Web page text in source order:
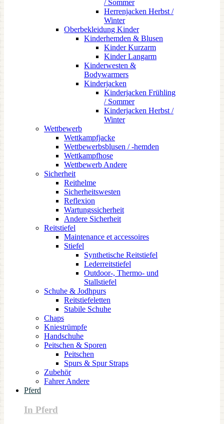
/ Sommer
Herrenjacken Herbst /
Winter
Oberbekleidung Kinder
Kinderhemden & Blusen
Kinder Kurzarm
Kinder Langarm
Kinderwesten &
Bodywarmers
Kinderjacken
Kinderjacken Frühling
/ Sommer
Kinderjacken Herbst /
Winter
Wettbewerb
Wettkampfjacke
Wettbewerbsblusen / -hemden
Wettkampfhose
Wettbewerb Andere
Sicherheit
Reithelme
Sicherheitswesten
Reflexion
Wartungssicherheit
Andere Sicherheit
Reitstiefel
Maintenance et accessoires
Stiefel
Synthetische Reitstiefel
Lederreitstiefel
Outdoor-, Thermo- und
Stallstiefel
Schuhe & Jodhpurs
Reitstiefeletten
Stabile Schuhe
Chaps
Kniestrümpfe
Handschuhe
Peitschen & Sporen
Peitschen
Spurs & Spur Straps
Zubehör
Fahrer Andere
Pferd
In Pferd